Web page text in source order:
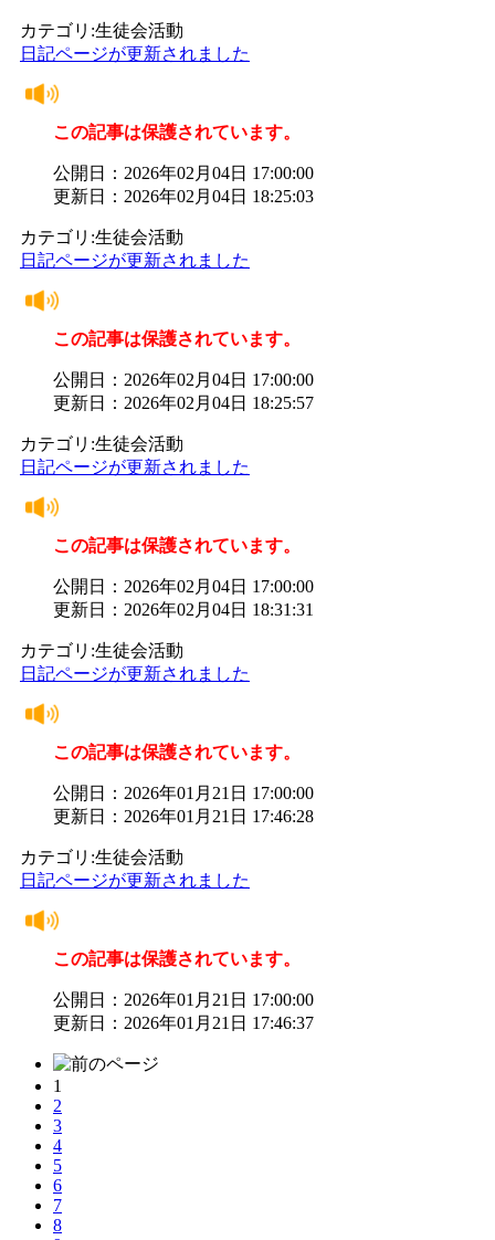
カテゴリ:生徒会活動
日記ページが更新されました
この記事は保護されています。
公開日：2026年02月04日 17:00:00
更新日：2026年02月04日 18:25:03
カテゴリ:生徒会活動
日記ページが更新されました
この記事は保護されています。
公開日：2026年02月04日 17:00:00
更新日：2026年02月04日 18:25:57
カテゴリ:生徒会活動
日記ページが更新されました
この記事は保護されています。
公開日：2026年02月04日 17:00:00
更新日：2026年02月04日 18:31:31
カテゴリ:生徒会活動
日記ページが更新されました
この記事は保護されています。
公開日：2026年01月21日 17:00:00
更新日：2026年01月21日 17:46:28
カテゴリ:生徒会活動
日記ページが更新されました
この記事は保護されています。
公開日：2026年01月21日 17:00:00
更新日：2026年01月21日 17:46:37
1
2
3
4
5
6
7
8